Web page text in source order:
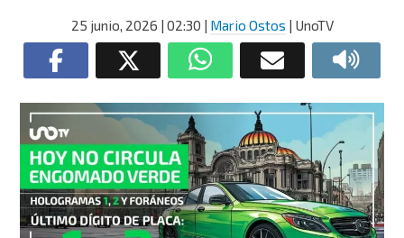
25 junio, 2026 | 02:30 | Mario Ostos | UnoTV